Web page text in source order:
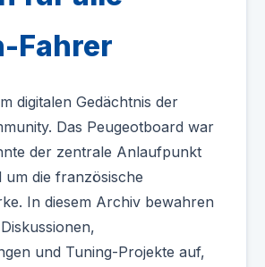
Fahrer
digitalen Gedächtnis der
Das Peugeotboard war
der zentrale Anlaufpunkt
die französische
In diesem Archiv bewahren
und Tuning-Projekte auf,